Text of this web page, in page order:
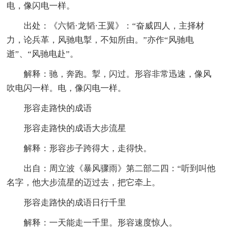
电，像闪电一样。
出处：《六韬·龙韬·王翼》：“奋威四人，主择材
力，论兵革，风驰电掣，不知所由。”亦作“风驰电
逝”、“风驰电赴”。
解释：驰，奔跑。掣，闪过。形容非常迅速，像风
吹电闪一样。电，像闪电一样。
形容走路快的成语
形容走路快的成语大步流星
解释：形容步子跨得大，走得快。
出自：周立波《暴风骤雨》第二部二四：“听到叫他
名字，他大步流星的迈过去，把它牵上。
形容走路快的成语日行千里
解释：一天能走一千里。形容速度惊人。